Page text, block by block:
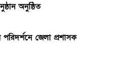
অনুষ্ঠিত
পরিদর্শনে জেলা প্রশাসক